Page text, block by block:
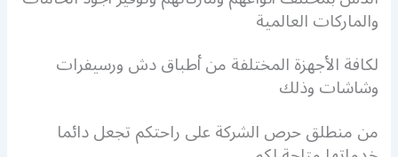
والماركات العالمية
لكافة الأجهزة المختلفة من أطباق دش ورسيفرات
وشاشات وذلك
من منطلق حرص الشركة على راحتكم تجعل دائما